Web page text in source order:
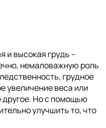
и высокая грудь –
немаловажную роль
грудное
увеличение веса или
другое. Но с помощью
улучшить то, что